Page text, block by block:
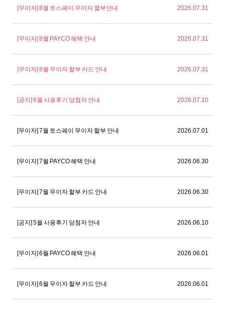
[무이자] 8월 토스페이 무이자 할부안내 2026.07.31
[무이자] 8월 PAYCO 혜택 안내 2026.07.31
[무이자] 8월 무이자 할부 카드 안내 2026.07.31
[공지] 6월 사용후기 당첨자 안내 2026.07.10
[무이자] 7월 토스페이 무이자 할부 안내 2026.07.01
[무이자] 7월 PAYCO 혜택 안내 2026.06.30
[무이자] 7월 무이자 할부 카드 안내 2026.06.30
[공지] 5월 사용후기 당첨자 안내 2026.06.10
[무이자] 6월 PAYCO 혜택 안내 2026.06.01
[무이자] 6월 무이자 할부 카드 안내 2026.06.01